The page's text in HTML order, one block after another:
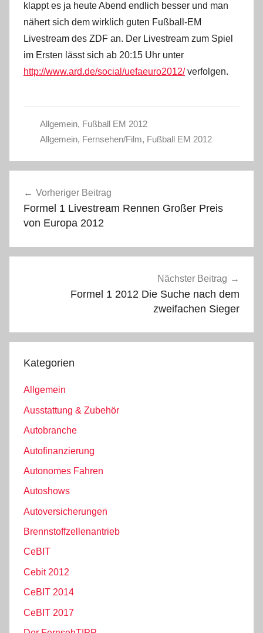
klappt es ja heute Abend endlich besser und man
nähert sich dem wirklich guten Fußball-EM
Livestream des ZDF an. Der Livestream zum Spiel
im Ersten lässt sich ab 20:15 Uhr unter
http://www.ard.de/social/uefaeuro2012/verfolgen.
Allgemein, Fußball EM 2012
Allgemein, Fernsehen/Film, Fußball EM 2012
Vorheriger Beitrag
Formel 1 Livestream Rennen Großer Preis
von Europa 2012
Nächster Beitrag
Formel 1 2012 Die Suche nach dem
zweifachen Sieger
Kategorien
Allgemein
Ausstattung & Zubehör
Autobranche
Autofinanzierung
Autonomes Fahren
Autoshows
Autoversicherungen
Brennstoffzellenantrieb
CeBIT
Cebit 2012
CeBIT 2014
CeBIT 2017